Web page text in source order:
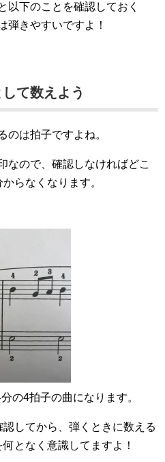
以下のことを確認しておく
弾きやすいですよ！
て数えよう
のは拍子ですよね。
なので、確認しなければどこ
らなくなります。
の4拍子の曲になります。
してから、弾くときに数える
となく意識してますよ！